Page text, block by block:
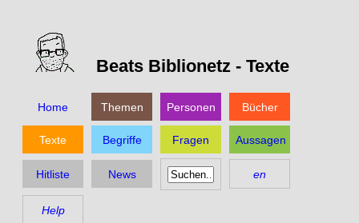
Beats Biblionetz - Texte
Home Themen Personen Bücher
Texte Begriffe Fragen Aussagen
Hitliste News en
Help